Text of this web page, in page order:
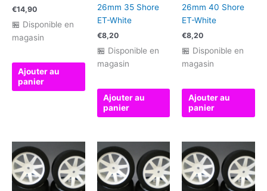
€14,90
🏪 Disponible en
magasin
Ajouter au
panier
26mm 35 Shore
ET-White
€8,20
🏪 Disponible en
magasin
Ajouter au
panier
26mm 40 Shore
ET-White
€8,20
🏪 Disponible en
magasin
Ajouter au
panier